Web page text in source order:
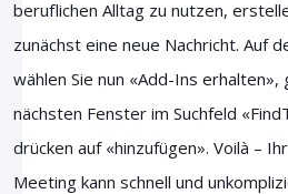
beruflichen Alltag zu nutzen,
zunächst eine neue Nachricht. Auf
wählen Sie nun «Add-Ins erhalten»,
nächsten Fenster im Suchfeld
drücken auf «hinzufügen». Voilà –
Meeting kann schnell und